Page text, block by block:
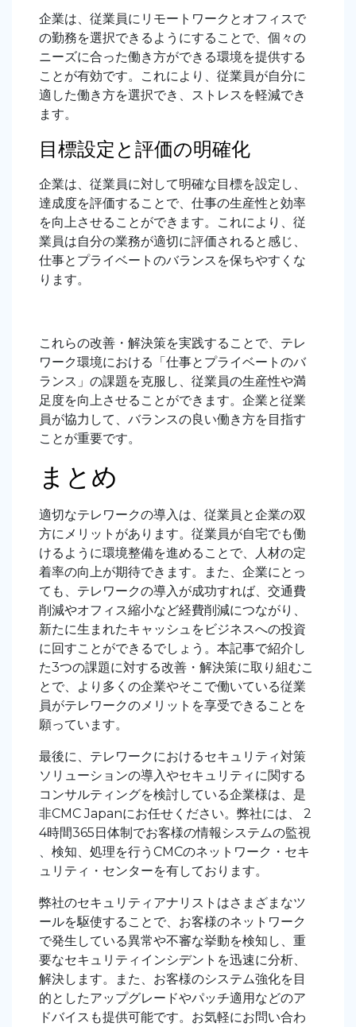
企業は、従業員にリモートワークとオフィスで
の勤務を選択できるようにすることで、個々の
ニーズに合った働き方ができる環境を提供する
ことが有効です。これにより、従業員が自分に
適した働き方を選択でき、ストレスを軽減でき
ます。
目標設定と評価の明確化
企業は、従業員に対して明確な目標を設定し、
達成度を評価することで、仕事の生産性と効率
を向上させることができます。これにより、従
業員は自分の業務が適切に評価されると感じ、
仕事とプライベートのバランスを保ちやすくな
ります。
これらの改善・解決策を実践することで、テレ
ワーク環境における「仕事とプライベートのバ
ランス」の課題を克服し、従業員の生産性や満
足度を向上させることができます。企業と従業
員が協力して、バランスの良い働き方を目指す
ことが重要です。
まとめ
適切なテレワークの導入は、従業員と企業の双
方にメリットがあります。従業員が自宅でも働
けるように環境整備を進めることで、人材の定
着率の向上が期待できます。また、企業にとっ
ても、テレワークの導入が成功すれば、交通費
削減やオフィス縮小など経費削減につながり、
新たに生まれたキャッシュをビジネスへの投資
に回すことができるでしょう。本記事で紹介し
た3つの課題に対する改善・解決策に取り組むこ
とで、より多くの企業やそこで働いている従業
員がテレワークのメリットを享受できることを
願っています。
最後に、テレワークにおけるセキュリティ対策
ソリューションの導入やセキュリティに関する
コンサルティングを検討している企業様は、是
非CMC Japanにお任せください。弊社には、 2
4時間365日体制でお客様の情報システムの監視
、検知、処理を行うCMCのネットワーク・セキ
ュリティ・センターを有しております。
弊社のセキュリティアナリストはさまざまなツ
ールを駆使することで、お客様のネットワーク
で発生している異常や不審な挙動を検知し、重
要なセキュリティインシデントを迅速に分析、
解決します。また、お客様のシステム強化を目
的としたアップグレードやパッチ適用などのア
ドバイスも提供可能です。お気軽にお問い合わ